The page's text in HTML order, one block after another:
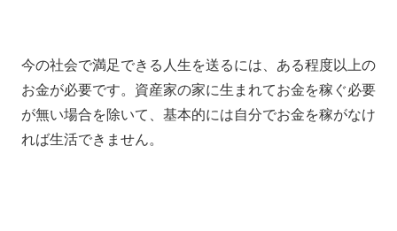
今の社会で満足できる人生を送るには、ある程度以上の
お金が必要です。資産家の家に生まれてお金を稼ぐ必要
が無い場合を除いて、基本的には自分でお金を稼がなけ
れば生活できません。